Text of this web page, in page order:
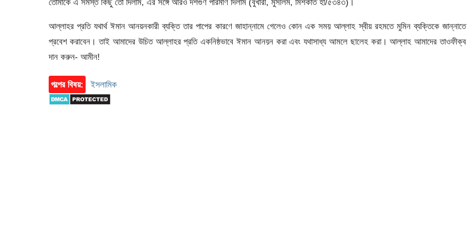
আল্লাহর প্রতি যথার্থ ঈমান আনয়নকারী ব্যক্তি তার পাপের কারণে জাহান্নামে গেলেও কোন এক সময় আল্লাহ স্বীয় রহমতে মুমিন ব্যক্তিকে জান্নাতে
প্রবেশ করাবেন। তাই আমাদের উচিত আল্লাহর প্রতি একনিষ্ঠভাবে ঈমান আনয়ন করা এবং যথাসাধ্য আমলে ছালেহ করা। আল্লাহ আমাদের তাওফীক্ব
দান করুন- আমীন!
গল্পের বিষয়: ইসলামিক